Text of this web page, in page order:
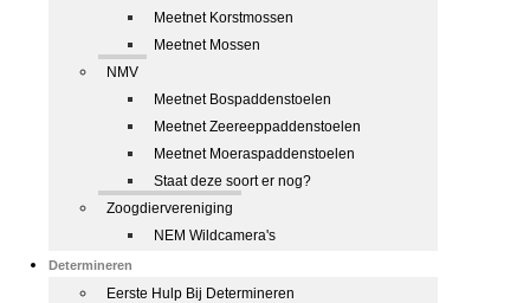
Meetnet Korstmossen
Meetnet Mossen
NMV
Meetnet Bospaddenstoelen
Meetnet Zeereeppaddenstoelen
Meetnet Moeraspaddenstoelen
Staat deze soort er nog?
Zoogdiervereniging
NEM Wildcamera's
Determineren
Eerste Hulp Bij Determineren